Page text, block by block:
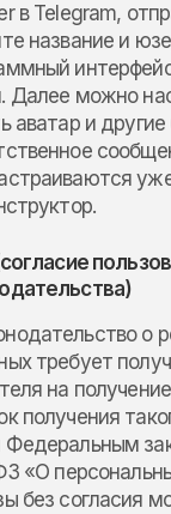
в Telegram,
название и
Далее можно
аватар и
о
требует
на
получения
Федеральным
«О
без согласия